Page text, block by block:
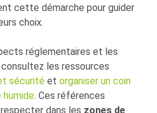
cette démarche pour guider
choix.
réglementaires et les
les ressources
sécurité et organiser un coin
humide. Ces références
dans les zones de